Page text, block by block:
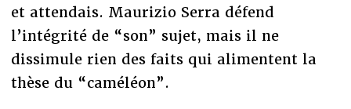
et attendais. Maurizio Serra défend
l’intégrité de “son” sujet, mais il ne
dissimule rien des faits qui alimentent la
thèse du “caméléon”.